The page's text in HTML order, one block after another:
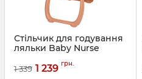
Стільчик для годування
ляльки Baby Nurse
Артикул:7600220388
1 339 1 239 грн.